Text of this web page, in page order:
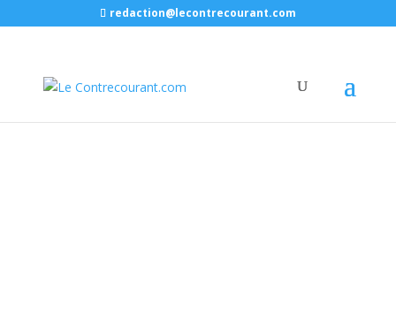
redaction@lecontrecourant.com